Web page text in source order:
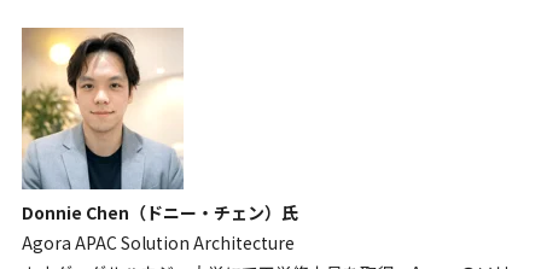
Donnie Chen（ドニー・チェン）氏
Agora APAC Solution Architecture